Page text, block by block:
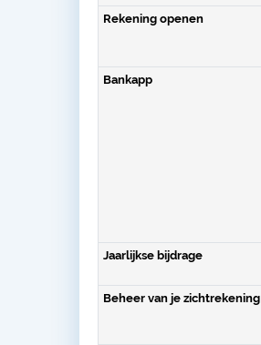
Rekening openen
Bankapp
Jaarlijkse bijdrage
Beheer van je zichtrekening